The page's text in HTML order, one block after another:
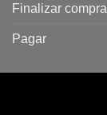
Finalizar compra
Pagar